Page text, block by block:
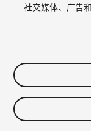
$19.99
社交媒体、广告